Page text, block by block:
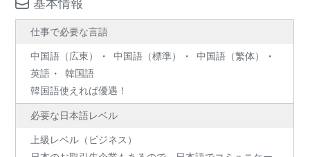
基本情報
仕事で必要な言語
中国語（広東） 中国語（標準）
中国語（繁体）
英語
韓国語
韓国語使えれば優遇！
必要な日本語レベル
上級レベル（ビジネス）